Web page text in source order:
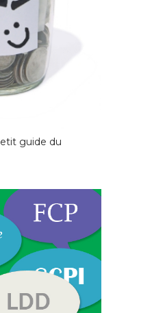
guide du